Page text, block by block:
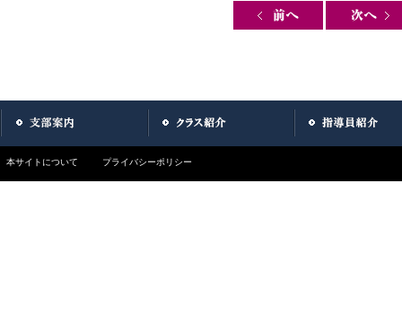
本サイトについて プライバシーポリシー